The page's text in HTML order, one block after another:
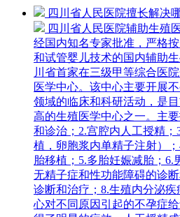
四川省人民医院擅长解决
四川省人民医院辅助生殖
经国内知名专家批准，严格
和试管婴儿技术的国内辅助
川省首家在三级甲等综合医
医学中心。该中心主要开展
领域的临床和科研活动，是
高的生殖医学中心之一。主
和诊治；2.宫腔内人工授精
植，卵胞浆内单精子注射）
胎移植；5.多胎妊娠减胎；6.
无精子症和性功能障碍的诊
诊断和治疗；8.生殖内分泌
心对不同原因引起的不孕症